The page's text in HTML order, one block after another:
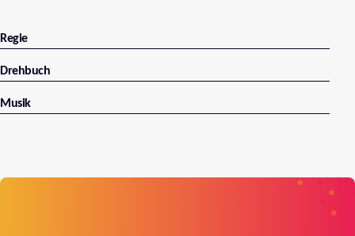
sich vage an Shakespeares Tragödie "König Lear"
anlehnt. Die Generationskonflikte werden durch zu
viele Probleme überfrachtet, so daß der Film nur in
Mainstream-Unterhaltung dringt.
Regie
Drehbuch
Musik